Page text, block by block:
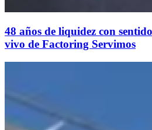
48 años de liquidez con
vivo de Factoring Servimos